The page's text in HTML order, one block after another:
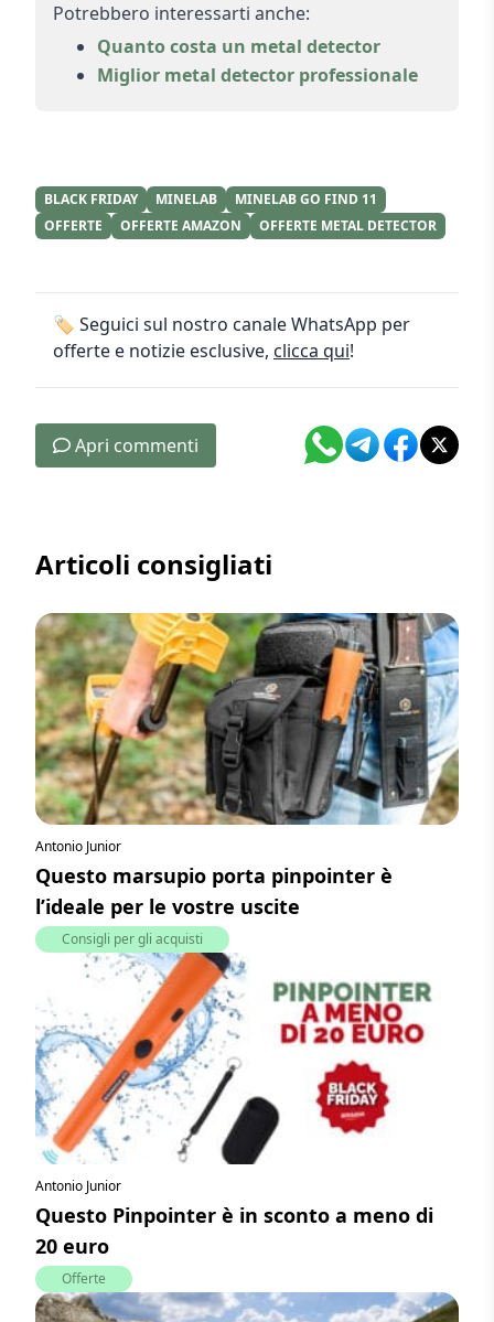
Potrebbero interessarti anche:
Quanto costa un metal detector
Miglior metal detector professionale
BLACK FRIDAY MINELAB
MINELAB GO FIND 11
OFFERTE
OFFERTE AMAZON OFFERTE METAL DETECTOR
🏷️ Seguici sul nostro canale WhatsApp per
offerte e notizie esclusive, clicca qui!
Apri commenti
Articoli consigliati
Antonio Junior
Questo marsupio porta pinpointer è
l’ideale per le vostre uscite
Consigli per gli acquisti
Antonio Junior
Questo Pinpointer è in sconto a meno di
20 euro
Offerte